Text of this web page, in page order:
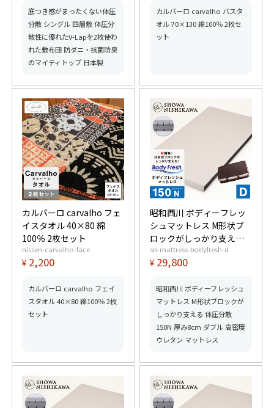
底つき感がまったくない体圧
分散 シングル 四層敷 体圧分
散性に優れたV-Lapを2枚使わ
れた敷布団 防ダニ・抗菌防臭
のマイティトップ 日本製
カルバーロ carvalho バスタ
オル 70×130 綿100％ 2枚セ
ット
カルバーロ carvalho フェ
イスタオル 40×80 綿
100％ 2枚セット
nissen-carvalho-face
¥ 2,200
カルバーロ carvalho フェイ
スタオル 40×80 綿100％ 2枚
セット
昭和西川 ボディーフレッ
シュマットレス M形状ブ
ロックがしっかり支える
体圧分散 150N 厚み8cm
ダブル 高密度ウレタン マ
sn-mattress-bodyfresh-d
¥ 29,800
昭和西川 ボディーフレッシュ
マットレス M形状ブロックが
しっかり支える 体圧分散
150N 厚み8cm ダブル 高密度
ウレタン マットレス